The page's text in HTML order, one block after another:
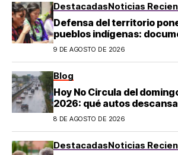
DestacadasNoticias
Defensa del territorio
pueblos indígenas:
desapariciones
9 DE AGOSTO DE 2026
Blog
Hoy No Circula del
2026: qué autos
salir en CDMX y el Estado
8 DE AGOSTO DE 2026
DestacadasNoticias